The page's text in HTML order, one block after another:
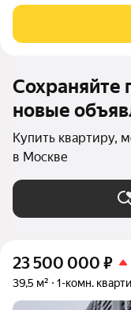
санузлом; -
Постирочная; -
Сохраняйте
новые
Купить квартиру,
в Москве
23 500 000 ₽
39,5 м² 1-комн.